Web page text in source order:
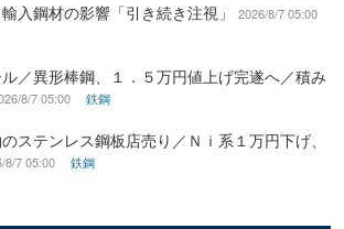
入鋼材の影響「引き続き注視」
2026/8/7 05:00
／異形棒鋼、１．５万円値上げ完遂へ／積み
8/7 05:00 鉄鋼
ステンレス鋼板店売り／Ｎｉ系１万円下げ、
8/7 05:00 鉄鋼